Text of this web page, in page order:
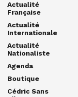
Actualité
Française
Actualité
Internationale
Actualité
Nationaliste
Agenda
Boutique
Cédric Sans